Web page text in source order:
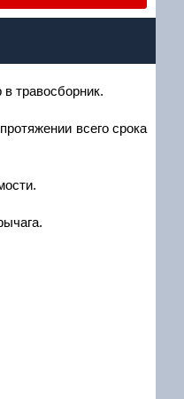
травосборник.
всего срока